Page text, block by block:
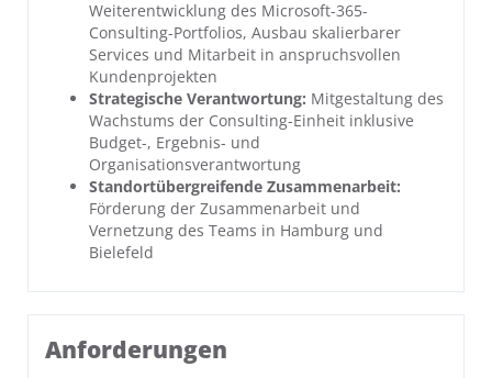
Weiterentwicklung des Microsoft-365-
Consulting-Portfolios, Ausbau skalierbarer
Services und Mitarbeit in anspruchsvollen
Kundenprojekten
Strategische Verantwortung: Mitgestaltung des
Wachstums der Consulting-Einheit inklusive
Budget-, Ergebnis- und
Organisationsverantwortung
Standortübergreifende Zusammenarbeit:
Förderung der Zusammenarbeit und
Vernetzung des Teams in Hamburg und
Bielefeld
Anforderungen